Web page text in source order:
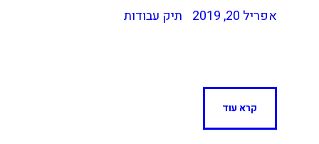
אפריל 20, 2019 תיק עבודות
קרא עוד